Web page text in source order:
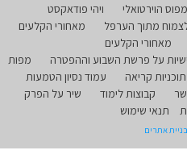
הוירטואלי
ויהי פודאקסט
מתוך הערפל
מאחורי הקלעים
מאחורי הקלעים
על פרשת השבוע וההפטרה
מפות
קריאה
עמוד נסיון הטמעות
קבוצות לימוד
שיר על הפרק
תנאי שימוש
בניית אתרים